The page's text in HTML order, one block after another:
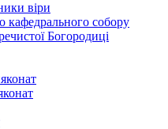
віри
кафедрального собору
Богородиці